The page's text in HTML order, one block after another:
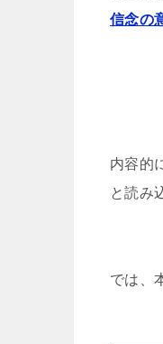
信念の
内容的
と読み
では、